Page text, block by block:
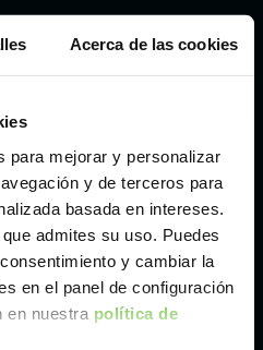
Acerca de las cookies
para mejorar y personalizar
y de terceros para
basada en intereses.
admites su uso. Puedes
y cambiar la
en el panel de configuración
en nuestra política de
de Kia de segunda mano
Kia XCeed